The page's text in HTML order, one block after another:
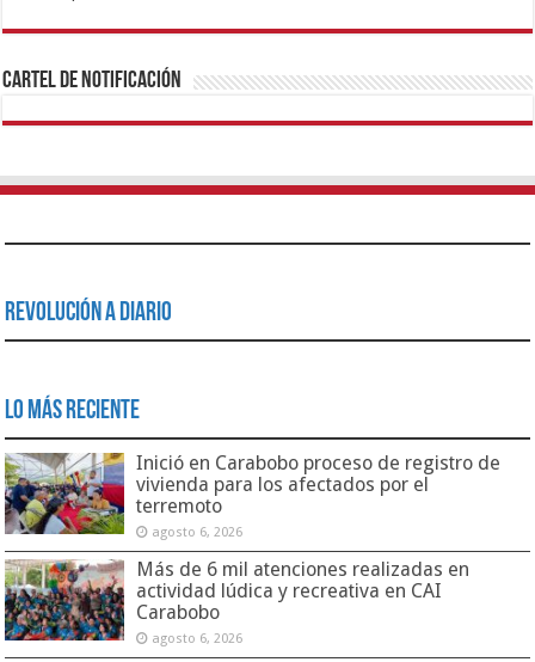
1xbetBetturkeyBetistKralbetSupertotobetTipobetMatadorbetMariobet
https://mvbcasino.com/
Cartel de Notificación
Revolución a Diario
Lo Más Reciente
Inició en Carabobo proceso de registro de
vivienda para los afectados por el
terremoto
agosto 6, 2026
Más de 6 mil atenciones realizadas en
actividad lúdica y recreativa en CAI
Carabobo
agosto 6, 2026